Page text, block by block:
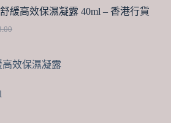
緩高效保濕凝露 40ml – 香港行貨
高效保濕凝露